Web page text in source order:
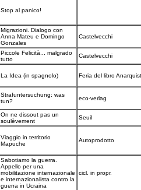
Stop al panico!
Migrazioni. Dialogo con
Anna Mateu e Domingo
Gonzales
Castelvecchi
Piccole Felicità... malgrado
tutto
Castelvecchi
La Idea (in spagnolo) Feria del libro
Strafuntersuchung: was
tun?
eco-verlag
On ne dissout pas un
soulèvement
Seuil
Viaggio in territorio
Mapuche
Autoprodotto
Sabotiamo la guerra.
Appello per una
mobilitazione internazionale
e internazionalista contro la
guerra in Ucraina
cicl. in propr.